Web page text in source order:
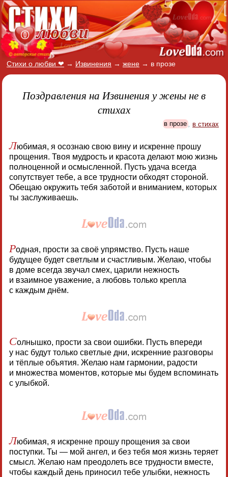
Стихи о любви ❤ → Извинения → жене → в прозе
Поздравления на Извинения у жены не в
стихах
в прозе в стихах
Любимая, я осознаю свою вину и искренне прошу
прощения. Твоя мудрость и красота делают мою жизнь
полноценной и осмысленной. Пусть удача всегда
сопутствует тебе, а все трудности обходят стороной.
Обещаю окружить тебя заботой и вниманием, которых
ты заслуживаешь.
Родная, прости за своё упрямство. Пусть наше
будущее будет светлым и счастливым. Желаю, чтобы
в доме всегда звучал смех, царили нежность
и взаимное уважение, а любовь только крепла
с каждым днём.
Солнышко, прости за свои ошибки. Пусть впереди
у нас будут только светлые дни, искренние разговоры
и тёплые объятия. Желаю нам гармонии, радости
и множества моментов, которые мы будем вспоминать
с улыбкой.
Любимая, я искренне прошу прощения за свои
поступки. Ты — мой ангел, и без тебя моя жизнь теряет
смысл. Желаю нам преодолеть все трудности вместе,
чтобы каждый день приносил тебе улыбки, нежность